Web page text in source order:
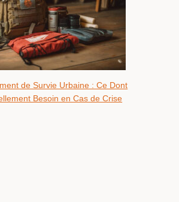
de Survie Urbaine : Ce Dont
Besoin en Cas de Crise